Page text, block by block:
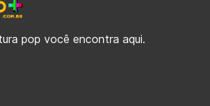
pop você encontra aqui.